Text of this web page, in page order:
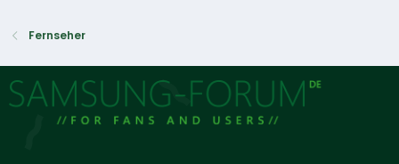
Fernseher